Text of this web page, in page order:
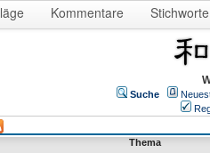
Kommentare Stichworte
Suche
Thema